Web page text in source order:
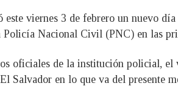
este viernes 3 de febrero un nuevo
Nacional Civil (PNC) en las
oficiales de la institución policial, el
Salvador en lo que va del presente